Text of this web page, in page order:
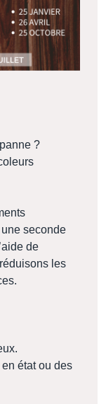
?
seconde
de
les
état ou des